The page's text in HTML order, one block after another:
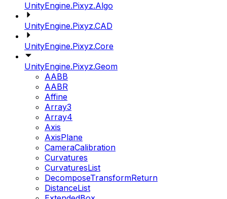
UnityEngine.Pixyz.Algo
UnityEngine.Pixyz.CAD
UnityEngine.Pixyz.Core
UnityEngine.Pixyz.Geom
AABB
AABR
Affine
Array3
Array4
Axis
AxisPlane
CameraCalibration
Curvatures
CurvaturesList
DecomposeTransformReturn
DistanceList